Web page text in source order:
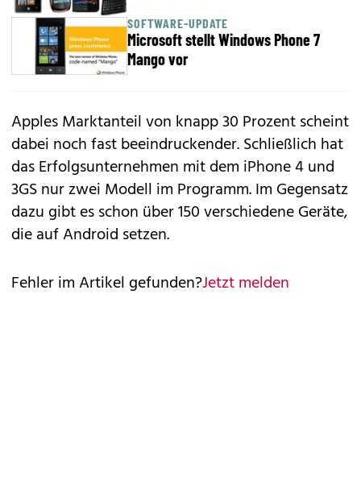
SOFTWARE-UPDATE
Microsoft stellt Windows Phone 7
Mango vor
Apples Marktanteil von knapp 30 Prozent scheint
dabei noch fast beeindruckender. Schließlich hat
das Erfolgsunternehmen mit dem iPhone 4 und
3GS nur zwei Modell im Programm. Im Gegensatz
dazu gibt es schon über 150 verschiedene Geräte,
die auf Android setzen.
Fehler im Artikel gefunden?Jetzt melden